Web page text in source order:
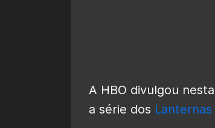
A HBO divulgou
a série dos